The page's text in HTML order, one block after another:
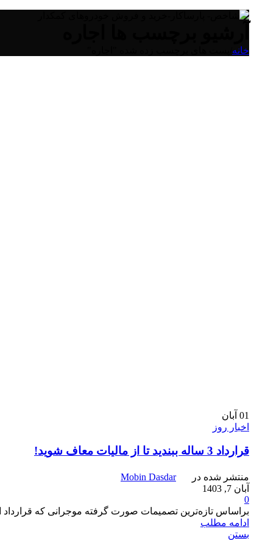
خانه
01 آبان
اخبار روز
قرارداد 3 ساله ببندید تا از مالیات معاف شوید!
منتشر شده در
Mobin Dasdar
آبان 7, 1403
0
براساس تازه‌ترین تصمیمات صورت گرفته موجرانی که
ادامه مطلب
بستن